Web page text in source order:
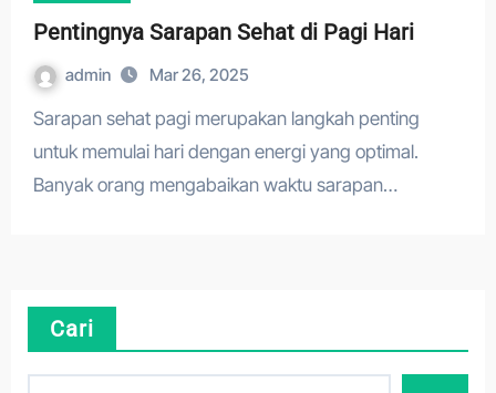
Pentingnya Sarapan Sehat di Pagi Hari
admin Mar 26, 2025
Sarapan sehat pagi merupakan langkah penting
untuk memulai hari dengan energi yang optimal.
Banyak orang mengabaikan waktu sarapan…
Cari